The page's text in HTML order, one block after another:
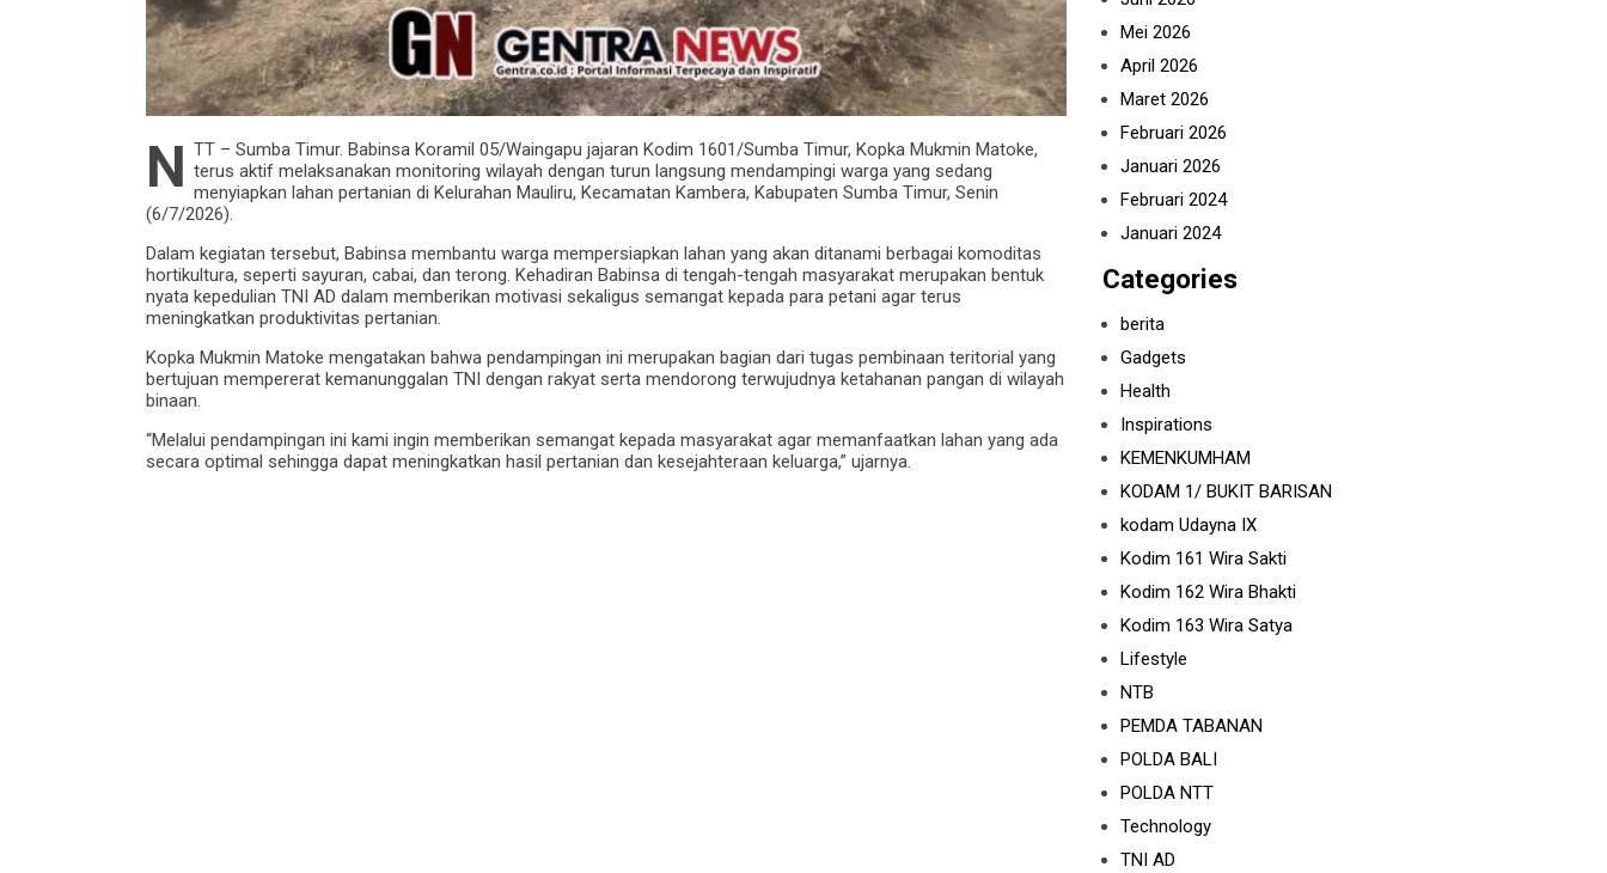
N TT – Sumba Timur. Babinsa Koramil 05/Waingapu jajaran Kodim 1601/Sumba Timur, Kopka Mukmin Matoke,
terus aktif melaksanakan monitoring wilayah dengan turun langsung mendampingi warga yang sedang
menyiapkan lahan pertanian di Kelurahan Mauliru, Kecamatan Kambera, Kabupaten Sumba Timur, Senin
(6/7/2026).
Dalam kegiatan tersebut, Babinsa membantu warga mempersiapkan lahan yang akan ditanami berbagai komoditas
hortikultura, seperti sayuran, cabai, dan terong. Kehadiran Babinsa di tengah-tengah masyarakat merupakan bentuk
nyata kepedulian TNI AD dalam memberikan motivasi sekaligus semangat kepada para petani agar terus
meningkatkan produktivitas pertanian.
Kopka Mukmin Matoke mengatakan bahwa pendampingan ini merupakan bagian dari tugas pembinaan teritorial yang
bertujuan mempererat kemanunggalan TNI dengan rakyat serta mendorong terwujudnya ketahanan pangan di wilayah
binaan.
“Melalui pendampingan ini kami ingin memberikan semangat kepada masyarakat agar memanfaatkan lahan yang ada
secara optimal sehingga dapat meningkatkan hasil pertanian dan kesejahteraan keluarga,” ujarnya.
Mei 2026
April 2026
Maret 2026
Februari 2026
Januari 2026
Februari 2024
Januari 2024
Categories
berita
Gadgets
Health
Inspirations
KEMENKUMHAM
KODAM 1/ BUKIT BARISAN
kodam Udayna IX
Kodim 161 Wira Sakti
Kodim 162 Wira Bhakti
Kodim 163 Wira Satya
Lifestyle
NTB
PEMDA TABANAN
POLDA BALI
POLDA NTT
Technology
TNI AD